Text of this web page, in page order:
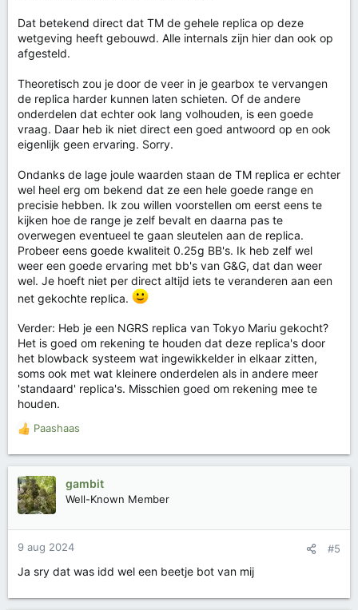
Dat betekend direct dat TM de gehele replica op deze
wetgeving heeft gebouwd. Alle internals zijn hier dan ook op
afgesteld.
Theoretisch zou je door de veer in je gearbox te vervangen
de replica harder kunnen laten schieten. Of de andere
onderdelen dat echter ook lang volhouden, is een goede
vraag. Daar heb ik niet direct een goed antwoord op en ook
eigenlijk geen ervaring. Sorry.
Ondanks de lage joule waarden staan de TM replica er echter
wel heel erg om bekend dat ze een hele goede range en
precisie hebben. Ik zou willen voorstellen om eerst eens te
kijken hoe de range je zelf bevalt en daarna pas te
overwegen eventueel te gaan sleutelen aan de replica.
Probeer eens goede kwaliteit 0.25g BB's. Ik heb zelf wel
weer een goede ervaring met bb's van G&G, dat dan weer
wel. Je hoeft niet per direct altijd iets te veranderen aan een
net gekochte replica.
Verder: Heb je een NGRS replica van Tokyo Mariu gekocht?
Het is goed om rekening te houden dat deze replica's door
het blowback systeem wat ingewikkelder in elkaar zitten,
soms ook met wat kleinere onderdelen als in andere meer
'standaard' replica's. Misschien goed om rekening mee te
houden.
W
r
d
e
i
n
e
Paashaas
gambit
Well-Known Member
9 aug 2024 #5
Ja sry dat was idd wel een beetje bot van mij